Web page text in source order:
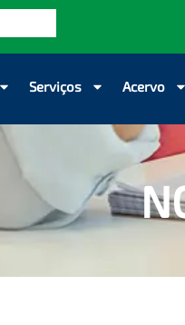
Serviços Acervo